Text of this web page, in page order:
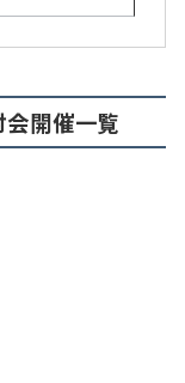
開催一覧